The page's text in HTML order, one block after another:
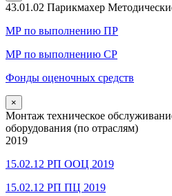
43.01.02 Парикмахер
МР по выполнению ПР
МР по выполнению СР
Фонды оценочных средств
×
Монтаж техническое
оборудования (по отраслям)
2019
15.02.12 РП ООЦ 2019
15.02.12 РП ПЦ 2019